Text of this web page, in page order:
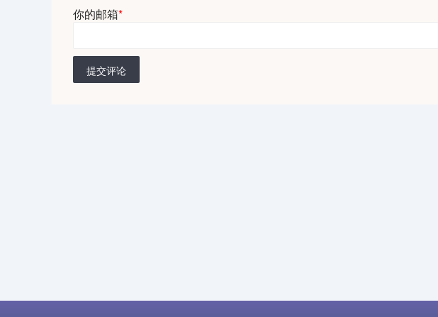
你的邮箱*
提交评论